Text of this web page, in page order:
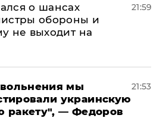
о шансах
обороны и
не выходит на
21:59
мы
украинскую
ракету", — Федоров
21:53